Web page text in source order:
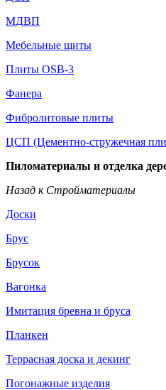
МДВП
Мебельные щиты
Плиты OSB-3
Фанера
Фибролитовые плиты
ЦСП (Цементно-стружечная
Пиломатериалы и отделка
Назад к Стройматериалы
Доски
Брус
Брусок
Вагонка
Имитация бревна и бруса
Планкен
Террасная доска и декинг
Погонажные изделия